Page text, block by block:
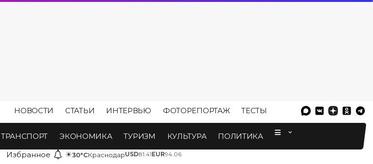
НОВОСТИ СТАТЬИ ИНТЕРВЬЮ ФОТОРЕПОРТАЖ ТЕСТЫ
ТРАНСПОРТ ЭКОНОМИКА ТУРИЗМ КУЛЬТУРА ПОЛИТИКА
Избранное ☀30°CКраснодарUSD81.41EUR94.06